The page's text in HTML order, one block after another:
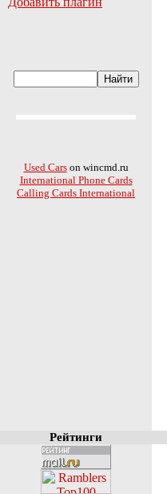
Used Carson wincmd.ru
International Phone Cards
Calling Cards International
Рейтинги